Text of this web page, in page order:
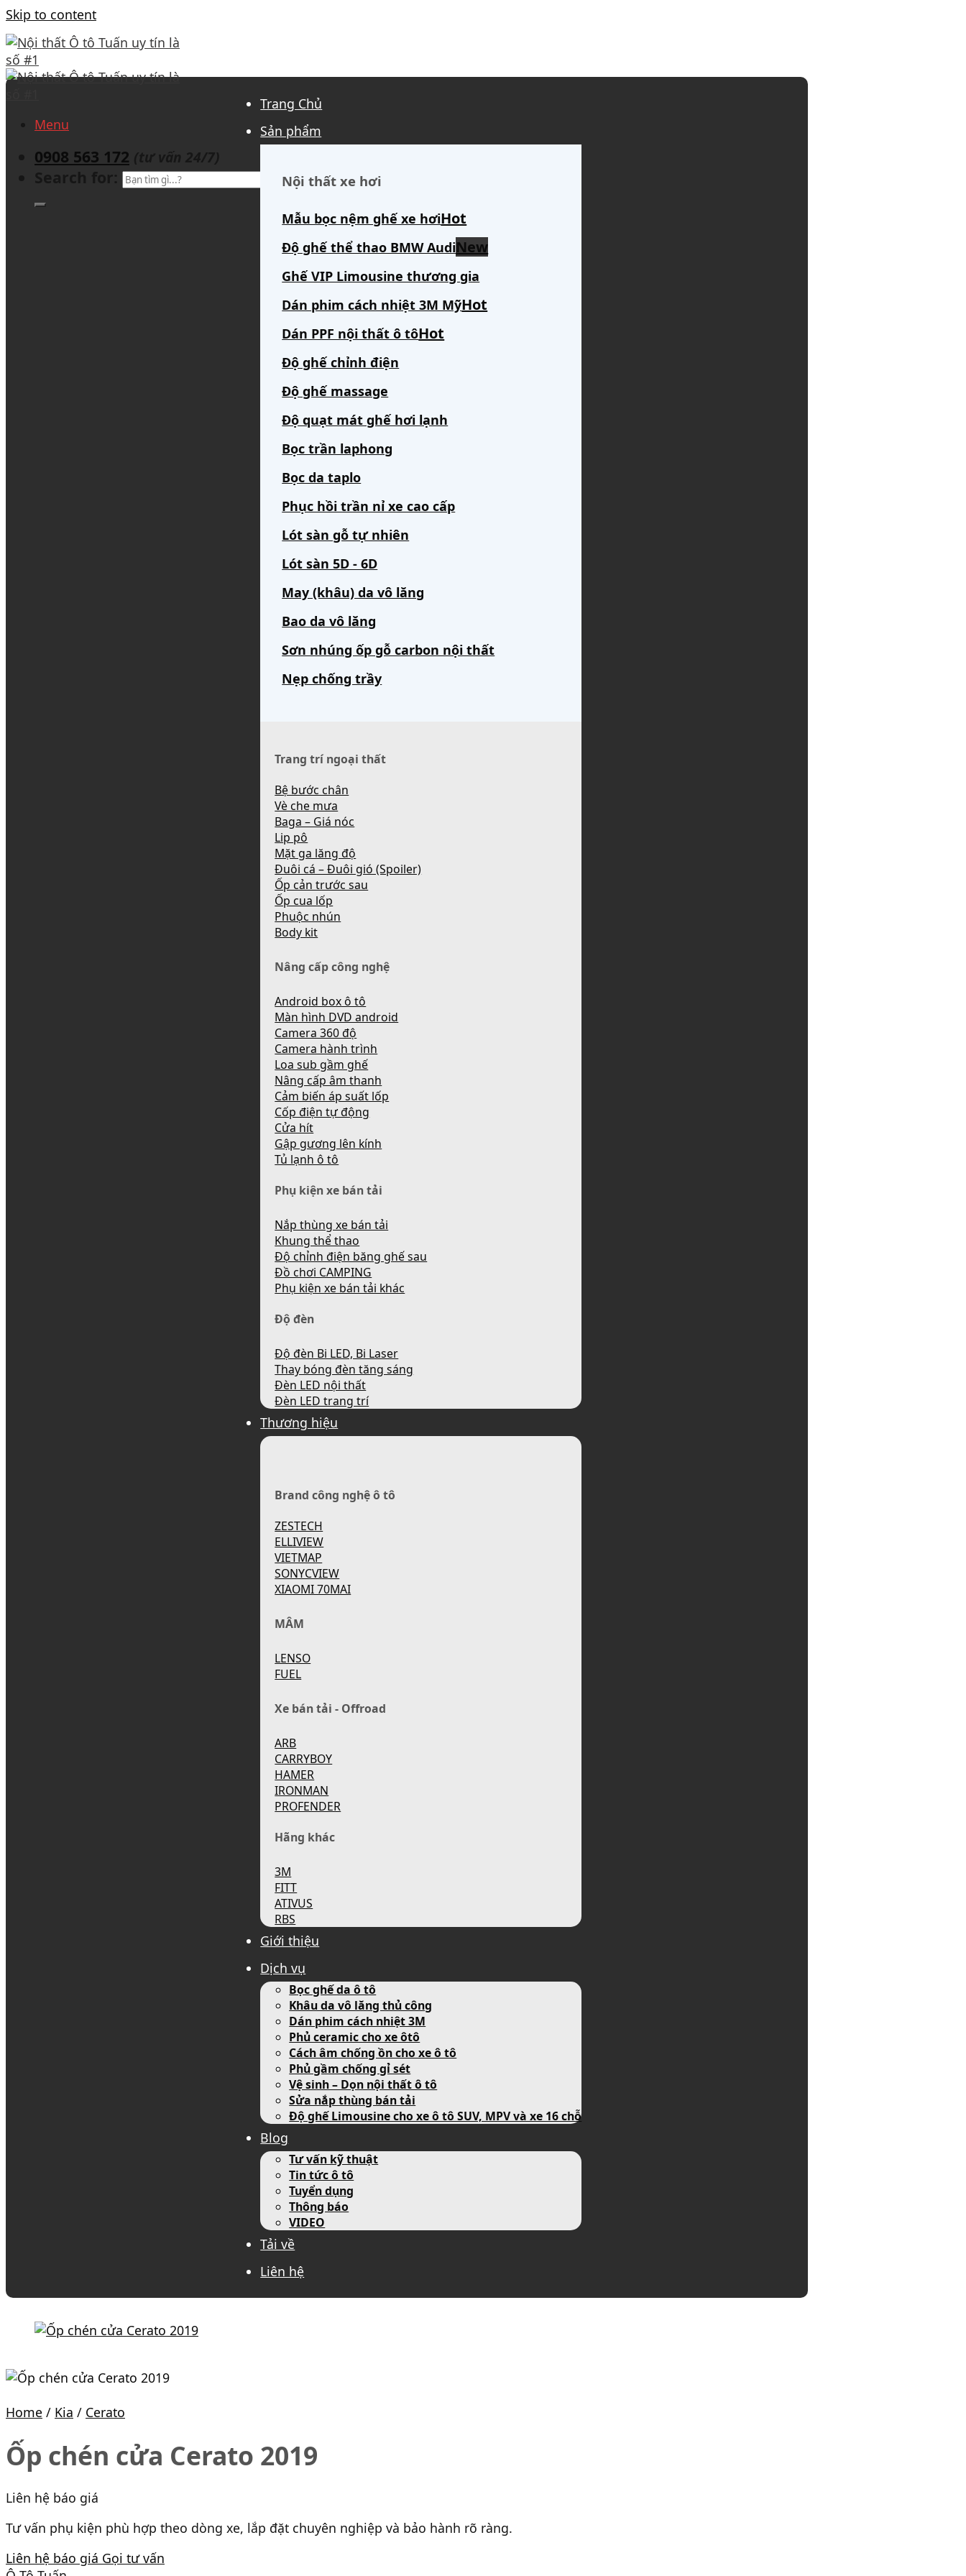
Skip to content
Menu
0908 563 172 (tư vấn 24/7)
Search for:
Trang Chủ
Sản phẩm
Nội thất xe hơi
Mẫu bọc nệm ghế xe hơi
Độ ghế thể thao BMW Audi
Ghế VIP Limousine thương gia
Dán phim cách nhiệt 3M Mỹ
Dán PPF nội thất ô tô
Độ ghế chỉnh điện
Độ ghế massage
Độ quạt mát ghế hơi lạnh
Bọc trần laphong
Bọc da taplo
Phục hồi trần nỉ xe cao cấp
Lót sàn gỗ tự nhiên
Lót sàn 5D - 6D
May (khâu) da vô lăng
Bao da vô lăng
Sơn nhúng ốp gỗ carbon nội thất
Nẹp chống trầy
Trang trí ngoại thất
Bệ bước chân
Vè che mưa
Baga – Giá nóc
Lip pô
Mặt ga lăng độ
Đuôi cá – Đuôi gió (Spoiler)
Ốp cản trước sau
Ốp cua lốp
Phuộc nhún
Body kit
Nâng cấp công nghệ
Android box ô tô
Màn hình DVD android
Camera 360 độ
Camera hành trình
Loa sub gầm ghế
Nâng cấp âm thanh
Cảm biến áp suất lốp
Cốp điện tự động
Cửa hít
Gập gương lên kính
Tủ lạnh ô tô
Phụ kiện xe bán tải
Nắp thùng xe bán tải
Khung thể thao
Độ chỉnh điện băng ghế sau
Đồ chơi CAMPING
Phụ kiện xe bán tải khác
Độ đèn
Độ đèn Bi LED, Bi Laser
Thay bóng đèn tăng sáng
Đèn LED nội thất
Đèn LED trang trí
Thương hiệu
Brand công nghệ ô tô
ZESTECH
ELLIVIEW
VIETMAP
SONYCVIEW
XIAOMI 70MAI
MÂM
LENSO
FUEL
Xe bán tải - Offroad
ARB
CARRYBOY
HAMER
IRONMAN
PROFENDER
Hãng khác
3M
FITT
ATIVUS
RBS
Giới thiệu
Dịch vụ
Bọc ghế da ô tô
Khâu da vô lăng thủ công
Dán phim cách nhiệt 3M
Phủ ceramic cho xe ôtô
Cách âm chống ồn cho xe ô tô
Phủ gầm chống gỉ sét
Vệ sinh – Dọn nội thất ô tô
Sửa nắp thùng bán tải
Độ ghế Limousine cho xe ô tô SUV, MPV và xe 16 chỗ
Blog
Tư vấn kỹ thuật
Tin tức ô tô
Tuyển dụng
Thông báo
VIDEO
Tải về
Liên hệ
Home / Kia / Cerato
Ốp chén cửa Cerato 2019
Liên hệ báo giá
Tư vấn phụ kiện phù hợp theo dòng xe, lắp đặt chuyên nghiệp và bảo hành rõ ràng.
Liên hệ báo giá Gọi tư vấn